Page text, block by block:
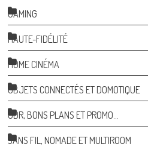
GAMING
HAUTE-FIDÉLITÉ
HOME CINÉMA
OBJETS CONNECTÉS ET DOMOTIQUE
ODR, BONS PLANS ET PROMO…
SANS FIL, NOMADE ET MULTIROOM